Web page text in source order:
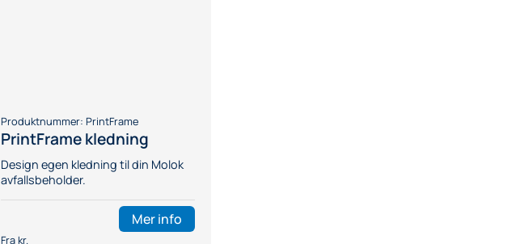
Produktnummer:PrintFrame
PrintFrame kledning
Design egen kledning til din Molok
avfallsbeholder.
Mer info